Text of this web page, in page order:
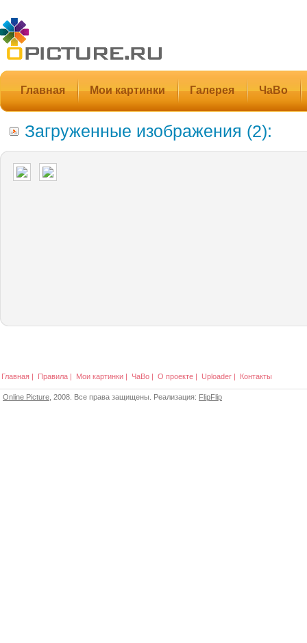
Главная Мои картинки Галерея ЧаВо
Загруженные изображения (2):
Главная | Правила | Мои картинки | ЧаВо | О проекте | Uploader | Контакты
Online Picture , 2008. Все права защищены. Реализация: FlipFlip